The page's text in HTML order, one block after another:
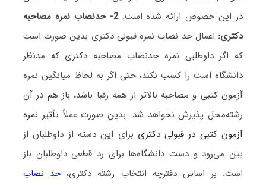
در این خصوص ارائه شده است. 2- حدنصاب نمره مصاحبه
دکتری: اعمال حد نصاب نمره قبولی دکتری بدین صورت است
که اگر داوطلبی نمره حدنصاب مصاحبه دکتری که مدنظر
دانشگاه است را کسب نکند، حتی اگر به لحاظ میانگین نمره
آزمون کتبی و مصاحبه بالاتر از همه رقبا باشد، باز هم در آن
رشته‌محل پذیرش نخواهد شد. بدین صورت عملاً تأثیر نمره
آزمون کتبی در قبولی دکتری برای این دسته از داوطلبان از
بین می‌رود و دست دانشگاه‌ها برای رد قطعی داوطلبان باز
است. بر اساس دفترچه انتخاب رشته دکتری،حد نصاب